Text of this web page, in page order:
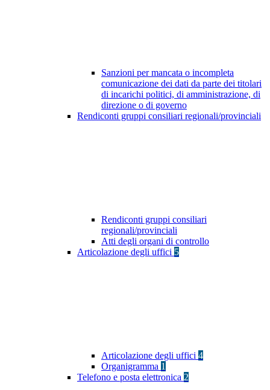
Sanzioni per mancata o incompleta
comunicazione dei dati da parte dei titolari
di incarichi politici, di amministrazione, di
direzione o di governo
Rendiconti gruppi consiliari regionali/provinciali
Rendiconti gruppi consiliari
regionali/provinciali
Atti degli organi di controllo
Articolazione degli uffici 5
Articolazione degli uffici 4
Organigramma 1
Telefono e posta elettronica 2